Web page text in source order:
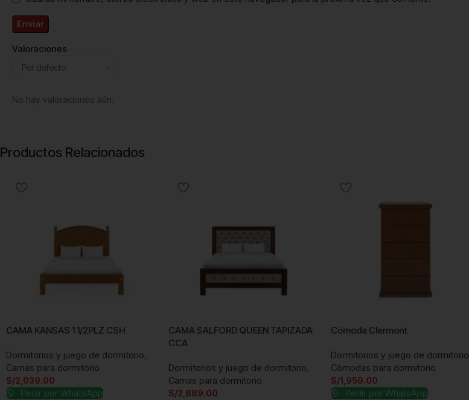
Valoraciones
No hay valoraciones aún.
Productos Relacionados
CAMA KANSAS 1 1/2PLZ CSH
Dormitorios y juego de dormitorio,
Camas para dormitorio
S/2,039.00
Pedir por WhatsApp
CAMA SALFORD QUEEN TAPIZADA
CCA
Dormitorios y juego de dormitorio,
Camas para dormitorio
S/2,889.00
Cómoda Clermont
Dormitorios y juego de dormitorio
Cómodas para dormitorio
S/1,959.00
Pedir por WhatsApp